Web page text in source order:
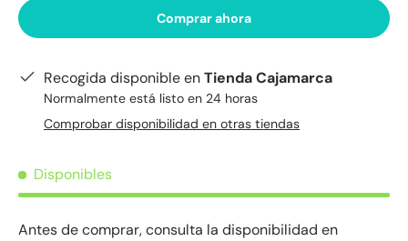
Comprar ahora
Recogida disponible enTienda Cajamarca
Normalmente está listo en 24 horas
Comprobar disponibilidad en otras tiendas
Disponibles
Antes de comprar, consulta la disponibilidad en